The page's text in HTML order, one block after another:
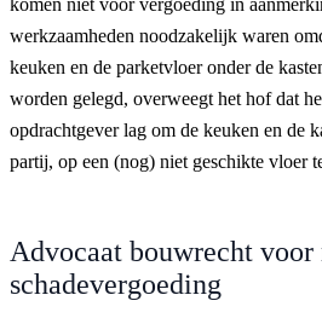
werkzaamheden noodzakelijk waren
keuken en de parketvloer onder de
worden gelegd, overweegt het hof dat
opdrachtgever lag om de keuken en de
partij, op een (nog) niet geschikte vloer
Advocaat bouwrecht voor
schadevergoeding